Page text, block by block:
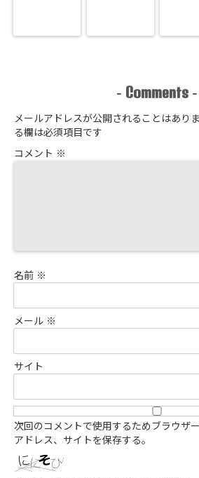
- Comments -
メールアドレスが公開されることはありま
る欄は必須項目です
コメント ※
名前 ※
メール ※
サイト
次回のコメントで使用するためブラウザ
アドレス、サイトを保存する。